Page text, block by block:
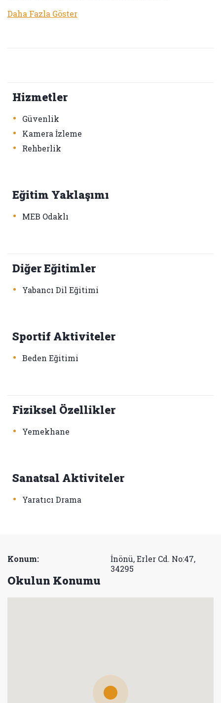
Daha Fazla Göster
Hizmetler
• Güvenlik
• Kamera İzleme
• Rehberlik
Eğitim Yaklaşımı
• MEB Odaklı
Diğer Eğitimler
• Yabancı Dil Eğitimi
Sportif Aktiviteler
• Beden Eğitimi
Fiziksel Özellikler
• Yemekhane
Sanatsal Aktiviteler
• Yaratıcı Drama
Konum:
İnönü, Erler Cd. No:47,
34295
Okulun Konumu